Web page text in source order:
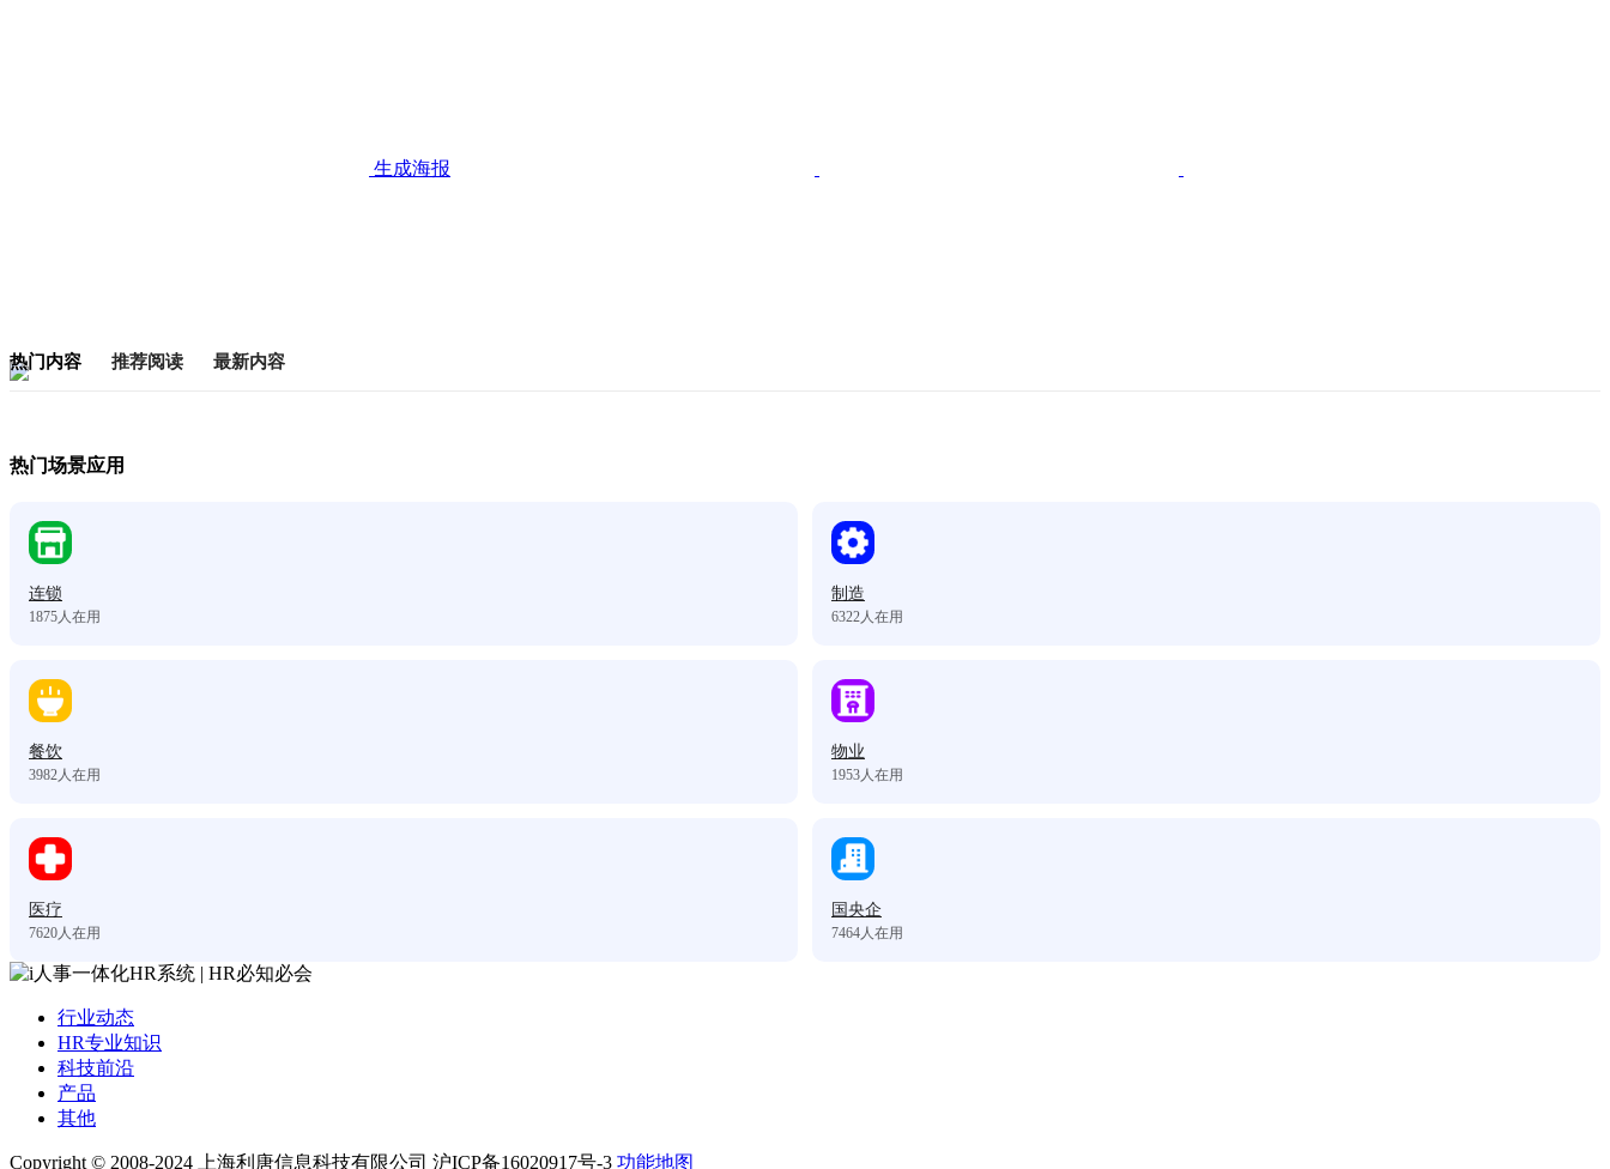
生成海报
热门内容 推荐阅读 最新内容
热门场景应用
连锁
1875人在用
制造
6322人在用
餐饮
3982人在用
物业
1953人在用
医疗
7620人在用
国央企
7464人在用
行业动态
HR专业知识
科技前沿
产品
其他
Copyright © 2008-2024 上海利唐信息科技有限公司 沪ICP备16020917号-3 功能地图